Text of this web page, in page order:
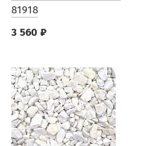
81918
3 560 ₽